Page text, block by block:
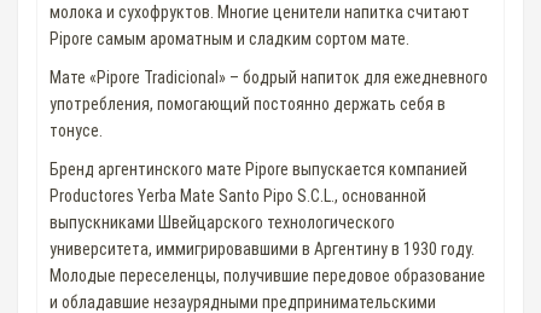
молока и сухофруктов. Многие ценители напитка считают
Pipore самым ароматным и сладким сортом мате.
Мате «Pipore Tradicional» – бодрый напиток для ежедневного
употребления, помогающий постоянно держать себя в
тонусе.
Бренд аргентинского мате Pipore выпускается компанией
Productores Yerba Mate Santo Pipo S.C.L., основанной
выпускниками Швейцарского технологического
университета, иммигрировавшими в Аргентину в 1930 году.
Молодые переселенцы, получившие передовое образование
и обладавшие незаурядными предпринимательскими